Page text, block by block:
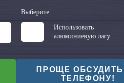
Выберите:
Использовать
алюминиевую лагу
ПРОЩЕ
ТЕЛЕФОНУ!